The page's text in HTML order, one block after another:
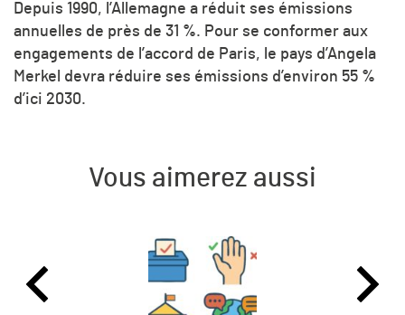
Depuis 1990, l’Allemagne a réduit ses émissions
annuelles de près de 31 %. Pour se conformer aux
engagements de l’accord de Paris, le pays d’Angela
Merkel devra réduire ses émissions d’environ 55 %
d’ici 2030.
Vous aimerez aussi